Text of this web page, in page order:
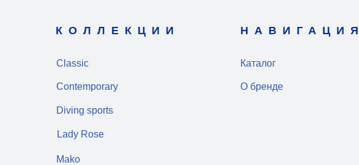
О бренде
Каталог
Lady Rose
Diving sports
Contemporary
НАВИГАЦИЯ
КОЛЛЕКЦИИ
Classic
Mako